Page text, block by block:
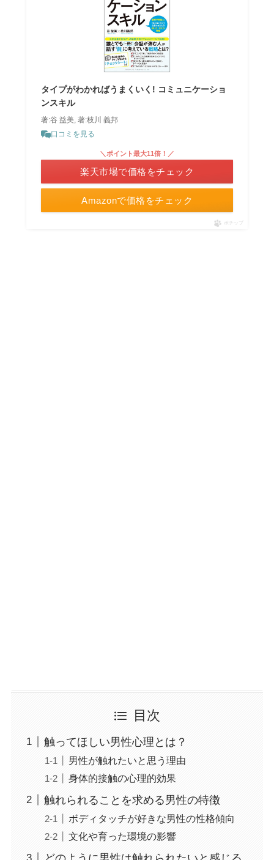
タイプがわかればうまくいく! コミュニケーショ
ンスキル
著:谷 益美, 著:枝川 義邦
口コミを見る
Amazonで価格をチェック
＼ポイント最大11倍！／
楽天市場で価格をチェック
ポチップ
目次
触ってほしい男性心理とは？
男性が触れたいと思う理由
身体的接触の心理的効果
触れられることを求める男性の特徴
ボディタッチが好きな男性の性格傾向
文化や育った環境の影響